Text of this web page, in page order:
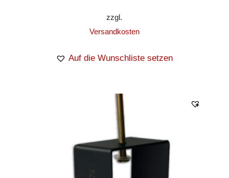
zzgl.
Versandkosten
Auf die Wunschliste setzen